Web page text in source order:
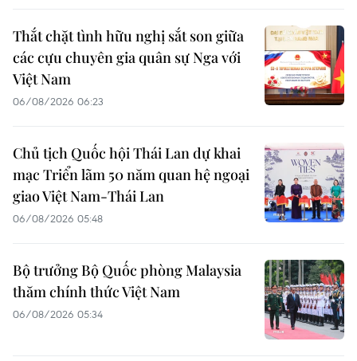
Thắt chặt tình hữu nghị sắt son giữa
các cựu chuyên gia quân sự Nga với
Việt Nam
06/08/2026 06:23
Chủ tịch Quốc hội Thái Lan dự khai
mạc Triển lãm 50 năm quan hệ ngoại
giao Việt Nam-Thái Lan
06/08/2026 05:48
Bộ trưởng Bộ Quốc phòng Malaysia
thăm chính thức Việt Nam
06/08/2026 05:34